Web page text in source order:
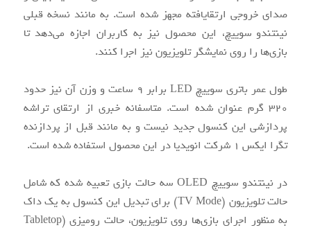
صدای خروجی ارتقایافته مجهز شده است. به مانند نسخه قبلی
نینتندو سوییچ، این محصول نیز به کاربران اجازه ‌می‌دهد تا
بازی‌‌ها را روی نمایشگر تلویزیون نیز اجرا کنند.
طول عمر باتری سوییچ LED برابر 9 ساعت و وزن آن نیز حدود
320 گرم عنوان شده است. متاسفانه خبری از ارتقای تراشه
پردازشی این کنسول جدید نیست و به مانند قبل از پردازنده
تگرا ایکس 1 شرکت انویدیا در این محصول استفاده شده است.
در نینتندو سوییچ OLED سه حالت بازی تعبیه شده که شامل
حالت تلویزیون (TV Mode) برای تبدیل این کنسول به یک داک
به منظور اجرای بازی‌‌ها روی تلویزیون، حالت رومیزی (Tabletop